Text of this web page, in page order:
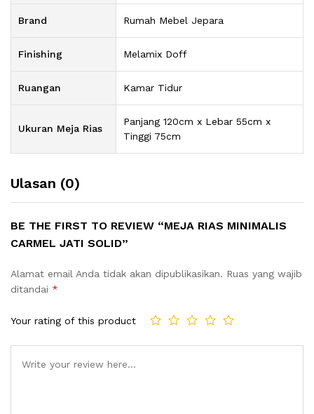
Brand Rumah Mebel Jepara
Finishing Melamix Doff
Ruangan Kamar Tidur
Ukuran Meja Rias
Panjang 120cm x Lebar 55cm x
Tinggi 75cm
Ulasan (0)
BE THE FIRST TO REVIEW “MEJA RIAS MINIMALIS
CARMEL JATI SOLID”
Alamat email Anda tidak akan dipublikasikan. Ruas yang wajib
ditandai *
Your rating of this product